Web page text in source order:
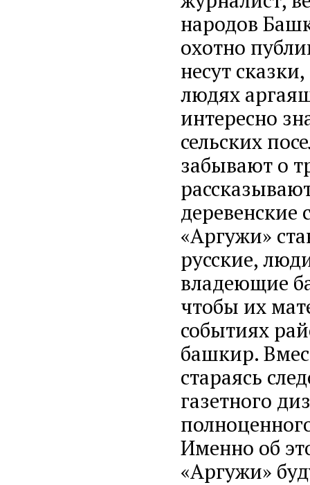
народов
охотно
несут
людях
интересно
сельских
забывают о
деревенские
«Аргужи»
русские,
владеющие
чтобы их
событиях
башкир.
стараясь
газетного
Именно об
«Аргужи»